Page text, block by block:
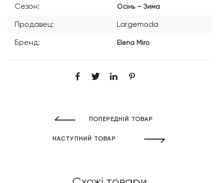
Сезон:
Осінь – Зима
Продавец:
Largemoda
Бренд:
Elena Miro
ПОПЕРЕДНІЙ ТОВАР
НАСТУПНИЙ ТОВАР